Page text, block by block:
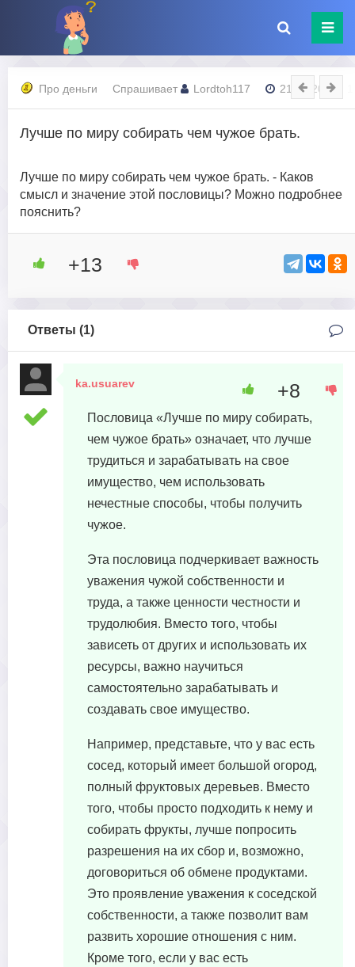
Про деньги Спрашивает Lordtoh117 21.09.2023 -
Лучше по миру собирать чем чужое брать.
Лучше по миру собирать чем чужое брать. - Каков
смысл и значение этой пословицы? Можно подробнее
пояснить?
+13
Ответы (1)
ka.usuarev
Пословица «Лучше по миру собирать,
чем чужое брать» означает, что лучше
трудиться и зарабатывать на свое
имущество, чем использовать
нечестные способы, чтобы получить
чужое.
Эта пословица подчеркивает важность
уважения чужой собственности и
труда, а также ценности честности и
трудолюбия. Вместо того, чтобы
зависеть от других и использовать их
ресурсы, важно научиться
самостоятельно зарабатывать и
создавать свое имущество.
Например, представьте, что у вас есть
сосед, который имеет большой огород,
полный фруктовых деревьев. Вместо
того, чтобы просто подходить к нему и
собирать фрукты, лучше попросить
разрешения на их сбор и, возможно,
договориться об обмене продуктами.
Это проявление уважения к соседской
собственности, а также позволит вам
развить хорошие отношения с ним.
Кроме того, если у вас есть
+8